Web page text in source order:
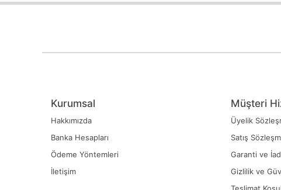
Kurumsal
Hakkımızda
Banka Hesapları
Ödeme Yöntemleri
İletişim
Müşteri
Üyelik
Satış
Garanti ve
Gizlilik ve